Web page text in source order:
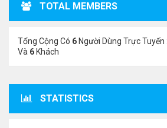
TOTAL MEMBERS
Tổng Cộng Có 6 Người Dùng Trực Tuyến
Và 6 Khách
STATISTICS